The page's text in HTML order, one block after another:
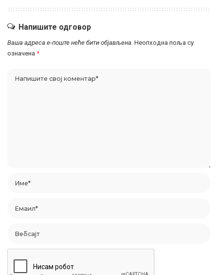
Напишите одговор
Ваша адреса е-поште неће бити објављена. Неопходна поља су
означена *